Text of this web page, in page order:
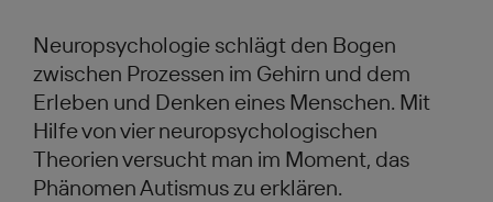
Neuropsychologie schlägt den Bogen
zwischen Prozessen im Gehirn und dem
Erleben und Denken eines Menschen. Mit
Hilfe von vier neuropsychologischen
Theorien versucht man im Moment, das
Phänomen Autismus zu erklären.